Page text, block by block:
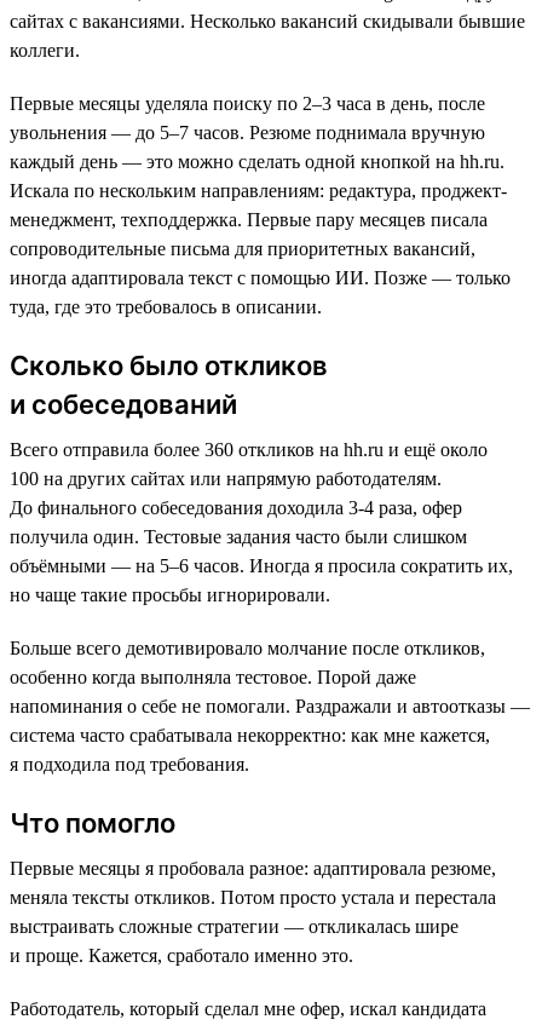
сайтах с вакансиями. Несколько вакансий скидывали бывшие
коллеги.
Первые месяцы уделяла поиску по 2–3 часа в день, после
увольнения — до 5–7 часов. Резюме поднимала вручную
каждый день — это можно сделать одной кнопкой на hh.ru.
Искала по нескольким направлениям: редактура, проджект-
менеджмент, техподдержка. Первые пару месяцев писала
сопроводительные письма для приоритетных вакансий,
иногда адаптировала текст с помощью ИИ. Позже — только
туда, где это требовалось в описании.
Сколько было откликов
и собеседований
Всего отправила более 360 откликов на hh.ru и ещё около
100 на других сайтах или напрямую работодателям.
До финального собеседования доходила 3-4 раза, офер
получила один. Тестовые задания часто были слишком
объёмными — на 5–6 часов. Иногда я просила сократить их,
но чаще такие просьбы игнорировали.
Больше всего демотивировало молчание после откликов,
особенно когда выполняла тестовое. Порой даже
напоминания о себе не помогали. Раздражали и автоотказы —
система часто срабатывала некорректно: как мне кажется,
я подходила под требования.
Что помогло
Первые месяцы я пробовала разное: адаптировала резюме,
меняла тексты откликов. Потом просто устала и перестала
выстраивать сложные стратегии — откликалась шире
и проще. Кажется, сработало именно это.
Работодатель, который сделал мне офер, искал кандидата